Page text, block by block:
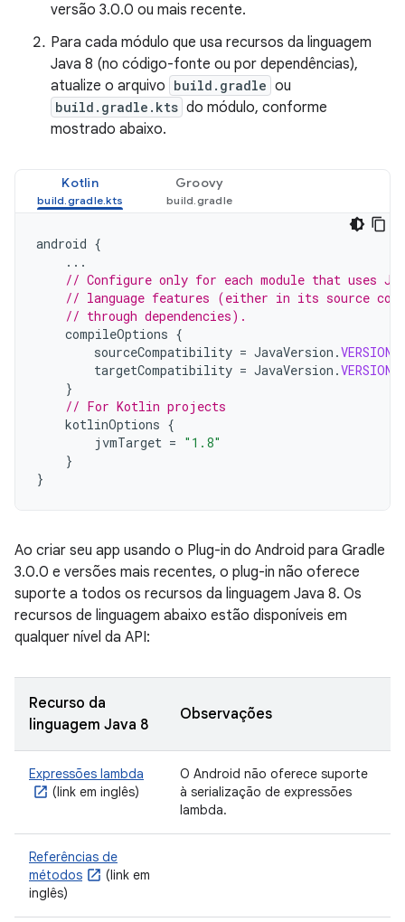
versão 3.0.0 ou mais recente.
Para cada módulo que usa recursos da linguagem
Java 8 (no código-fonte ou por dependências),
atualize o arquivo build.gradle ou
build.gradle.kts do módulo, conforme
mostrado abaixo.
Kotlin Groovy
android {
...
// Configure only for each module that uses
// language features (either in its source
// through dependencies).
compileOptions {
sourceCompatibility = JavaVersion .
targetCompatibility = JavaVersion .
}
// For Kotlin projects
kotlinOptions {
jvmTarget = "1.8"
}
}
Ao criar seu app usando o Plug-in do Android para Gradle
3.0.0 e versões mais recentes, o plug-in não oferece
suporte a todos os recursos da linguagem Java 8. Os
recursos de linguagem abaixo estão disponíveis em
qualquer nível da API:
Recurso da
linguagem Java 8
Observações
Expressões lambda
(link em inglês)
O Android não oferece suporte
à serialização de expressões
lambda.
Referências de
métodos
(link em
inglês)